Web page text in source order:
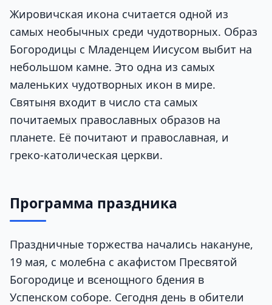
Жировичская икона считается одной из
самых необычных среди чудотворных. Образ
Богородицы с Младенцем Иисусом выбит на
небольшом камне. Это одна из самых
маленьких чудотворных икон в мире.
Святыня входит в число ста самых
почитаемых православных образов на
планете. Её почитают и православная, и
греко-католическая церкви.
Программа праздника
Праздничные торжества начались накануне,
19 мая, с молебна с акафистом Пресвятой
Богородице и всенощного бдения в
Успенском соборе. Сегодня день в обители